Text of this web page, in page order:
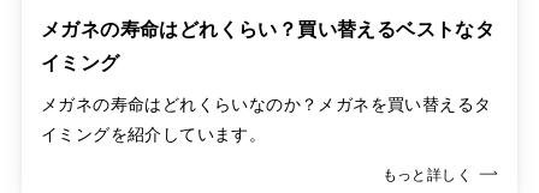
メガネの寿命はどれくらい？買い替えるベストなタ
イミング
メガネの寿命はどれくらいなのか？メガネを買い替えるタ
イミングを紹介しています。
もっと詳しく